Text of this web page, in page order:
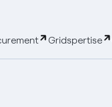
Gridspertise